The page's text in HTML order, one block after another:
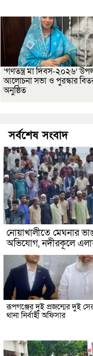
‘গণতন্ত্র মা দিবস-২০২৬’
আলোচনা সভা ও পুরস্কার
অনুষ্ঠিত
সর্বশেষ সংবাদ
নোয়াখালীতে মেঘনার
অভিযোগ, নদীরকূলে
রূপগঞ্জের দুই প্রজন্মের দুই
থানা নির্বাহী অফিসার